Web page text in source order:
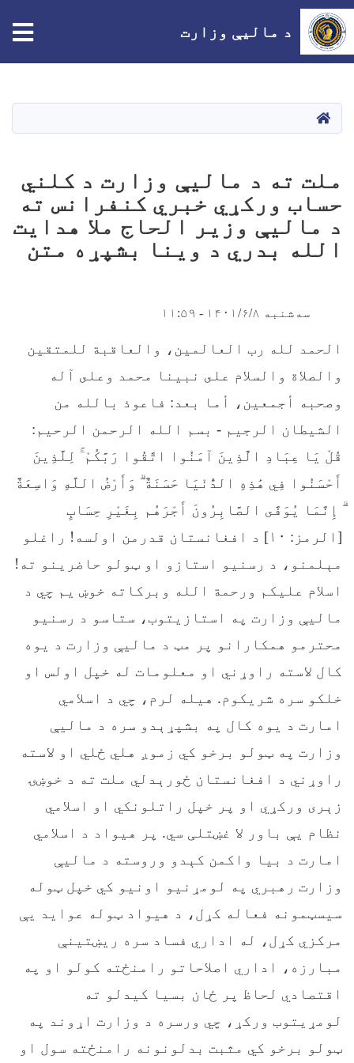
د مالیې وزارت
HOME
ملت ته د مالیې وزارت د کلني
حساب ورکړي خبري کنفرانس ته
د مالیې وزیر الحاج ملا هدايت
الله بدري د وینا بشپړه متن
سه‌شنبه ۱۴۰۱/۶/۸ - ۱۱:۵۹
الحمد لله رب العالمين، والعاقبة للمتقين
والصلاة والسلام على نبينا محمد وعلى آله
وصحبه أجمعين، أما بعد: فاعوذ بالله من
الشیطان الرجیم - بسم الله الرحمن الرحیم:
قُلْ يَا عِبَادِ الَّذِينَ آمَنُوا اتَّقُوا رَبَّكُمْ ۚ لِلَّذِينَ
أَحْسَنُوا فِي هَٰذِهِ الدُّنْيَا حَسَنَةٌ ۗ وَأَرْضُ اللَّهِ وَاسِعَةٌ
ۗ إِنَّمَا يُوَفَّى الصَّابِرُونَ أَجْرَهُم بِغَيْرِ حِسَابٍ
[الرمز: ۱۰] د افغانستان قدرمن اولسه! راغلو
مېلمنو، د رسنیو استازو او ټولو حاضرینو ته!
اسلام علیکم ورحمة الله وبرکاته خوښ یم چي د
مالیې وزارت په استازیتوب، ستاسو د رسنیو
محترمو همکارانو پر مټ د مالیې وزارت د یوه
کال لاسته راوړني او معلومات له خپل اولس او
خلکو سره شریکوم. هیله لرم، چي د اسلامي
امارت د یوه کال په بشپړېدو سره د مالیې
وزارت په ټولو برخو کي زموږ هلي ځلي او لاسته
راوړني د افغانستان ځورېدلي ملت ته د خوښۍ
زېری ورکړي او پر خپل راتلونکي او اسلامي
نظام یې باور لا غښتلی سي. پر هیواد د اسلامي
امارت د بيا واکمن کېدو وروسته د مالیې
وزارت رهبري په لومړنیو اونيو کي خپل ټوله
سیسټمونه فعاله کړل، د هيواد ټوله عوايد يې
مرکزي کړل، له اداري فساد سره ریښتینې
مبارزه، اداري اصلاحاتو رامنځته کولو او په
اقتصادي لحاظ پر ځان بسيا کيدلو ته
لومړیتوب ورکړ، چي ورسره د وزارت اړوند په
ټولو برخو کي مثبت بدلونونه رامنځته سول او